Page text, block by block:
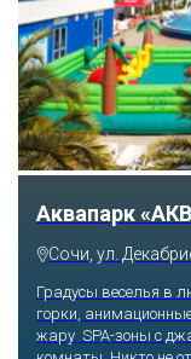
Тематический
Парк»
Сочи,
Оказавшись здесь,
любимых героев